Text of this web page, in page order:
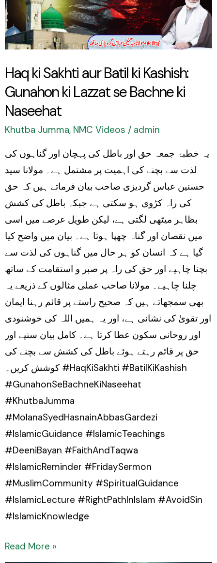
Haq ki Sakhti aur Batil ki Kashish:
Gunahon ki Lazzat se Bachne ki
Naseehat
Khutba Jumma, NMC Videos / admin
یہ خطبۂ جمعہ حق اور باطل کی پہچان اور گناہوں کی
لذت سے بچنے کی اہمیت پر مشتمل ہے۔ مولانا سید
حسنین عباس گردیزی صاحب بیان فرماتے ہیں کہ حق
کی راہ کڑوی ہو سکتی ہے جبکہ باطل کی کشش
بظاہر میٹھی لگتی ہے، لیکن طویل عرصے میں اسی
میں نقصان اور گناہ چھپا ہوتا ہے۔ بیان میں واضح کیا
گیا ہے کہ انسان کو ہر حال میں گناہوں کی لذت سے
بچنا چاہیے اور حق کی راہ پر صبر و استقامت کے ساتھ
چلنا چاہیے۔ مولانا صاحب عملی مثالوں کے ذریعے یہ
بھی سمجھاتے ہیں کہ صحیح راستے پر قائم رہنا ایمان
اور تقویٰ کی نشانی ہے، اور یہ ہمیں اللہ کی خوشنودی
اور روحانی سکون عطا کرتا ہے۔ کامل بیان سنیے اور
حق پر قائم رہتے ہوئے باطل کی کشش سے بچنے کی
کوشش کریں۔ #HaqKiSakhti #BatilKiKashish
#GunahonSeBachneKiNaseehat
#KhutbaJumma
#MolanaSyedHasnainAbbasGardezi
#IslamicGuidance #IslamicTeachings
#DeeniBayan #FaithAndTaqwa
#IslamicReminder #FridaySermon
#MuslimCommunity #SpiritualGuidance
#IslamicLecture #RightPathInIslam #AvoidSin
#IslamicKnowledge
Batil
ki
Kashish:
ki
Lazzat
se
Naseehat
Read More »